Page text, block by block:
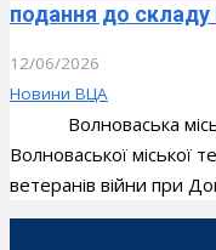
подання до складу
12/06/2026
Новини ВЦА
Волноваська міська
Волноваської
ветеранів війни при